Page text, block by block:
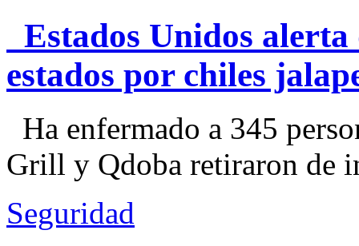
Estados Unidos alerta
estados por chiles
Ha enfermado a 345
Grill y Qdoba retiraron de
Seguridad